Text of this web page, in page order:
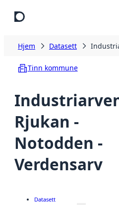
Hjem Datasett
Tinn kommune
Rjukan -
Notodden -
Verdensarv
Datasett